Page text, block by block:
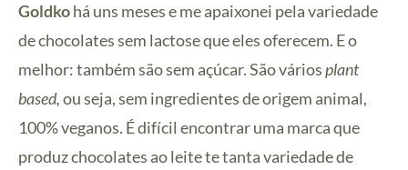
Goldkohá uns meses e me apaixonei pela variedade
de chocolates sem lactose que eles oferecem. E o
melhor: também são sem açúcar. São váriosplant
based,ou seja, sem ingredientes de origem animal,
100% veganos. É difícil encontrar uma marca que
produz chocolates ao leite te tanta variedade de